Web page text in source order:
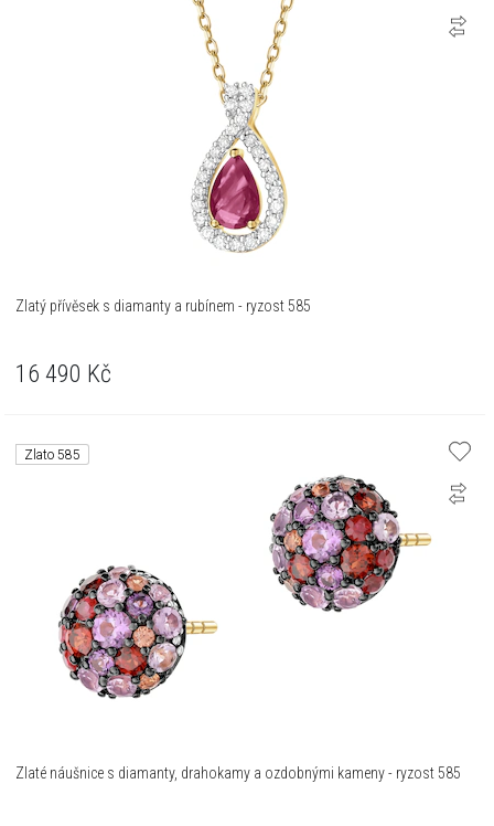
Zlatý přívěsek s diamanty a rubínem - ryzost 585
16 490 Kč
Zlato 585
Zlaté náušnice s diamanty, drahokamy a ozdobnými kameny - ryzost 585